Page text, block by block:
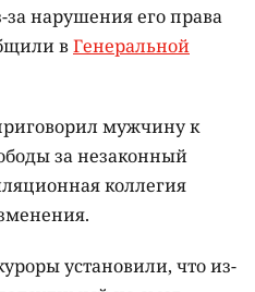
нарушения его права
вГенеральной
мужчину к
за незаконный
коллегия
установили, что из-